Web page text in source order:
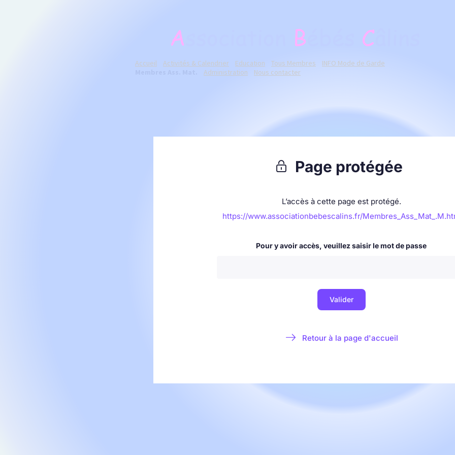
A B C
Accueil Activités & Calendrier Education Tous Membres
INFO Mode de Garde
Administration Nous contacter